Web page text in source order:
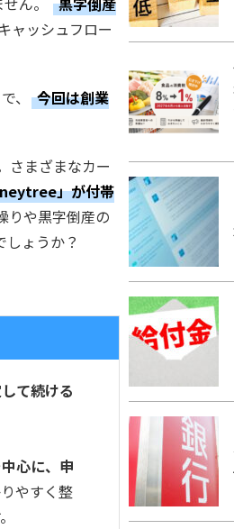
ャッシュフロー
、
今回は創業
さまざまなカー
」が付帯
りや黒字倒産の
ょうか？
て続ける
心に、申
やすく整